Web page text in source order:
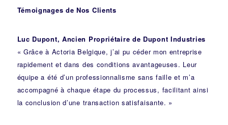
Témoignages de Nos Clients
Luc Dupont, Ancien Propriétaire de Dupont Industries
« Grâce à Actoria Belgique, j’ai pu céder mon entreprise
rapidement et dans des conditions avantageuses. Leur
équipe a été d’un professionnalisme sans faille et m’a
accompagné à chaque étape du processus, facilitant ainsi
la conclusion d’une transaction satisfaisante. »